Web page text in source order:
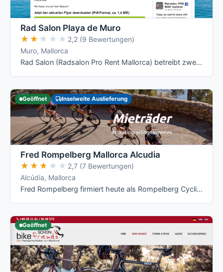
Rad Salon Playa de Muro
★★★★★
★★★★★ 2,2 (9 Bewertungen)
Muro, Mallorca
Rad Salon (Radsalon Pro Rent Mallorca) betreibt zwei Shop-Verleihstationen auf der Insel (Playa de Muro und Can Picafort) sowie drei …
Geöffnet Inselweite Auslieferung
Fred Rompelberg Mallorca Alcudia
★★★★★
★★★★★ 2,7 (7 Bewertungen)
Alcúdia, Mallorca
Fred Rompelberg firmiert heute als Rompelberg Cycling Holidays und ist in erster Linie ein Radreise-Veranstalter mit eigenem Fahrradverleih: …
Geöffnet